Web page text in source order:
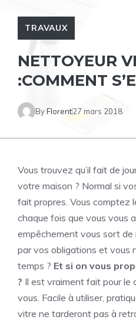
TRAVAUX
NETTOYEUR
:COMMENT
ByFlorent27 mars 2018
Vous trouvez qu’il fait de
votre maison ? Normal si
fait propres. Vous comptez
chaque fois que vous vous
empêchement vous sort de
par vos obligations et vous
temps ? Et si on vous
? Il est vraiment fait pour le
vous. Facile à utiliser,
vitre ne tarderont pas à